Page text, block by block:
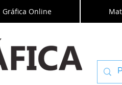
Gráfica Online